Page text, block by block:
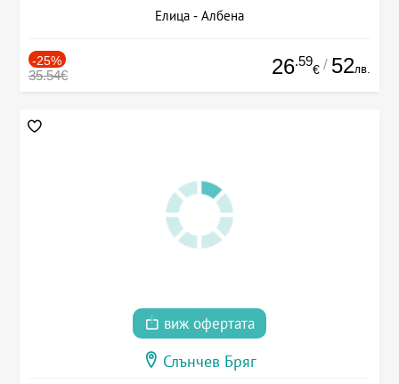
Елица - Албена
-25%
35.54€ 26.59
€ / 52лв.
виж офертата
Слънчев Бряг